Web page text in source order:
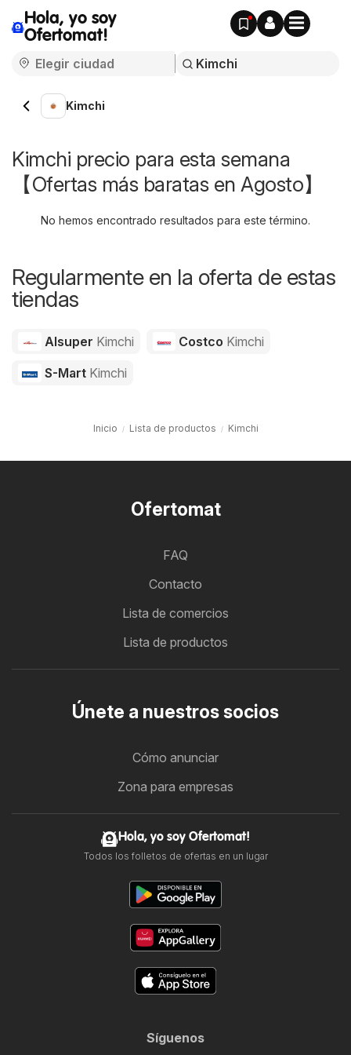
Hola, yo soy
Ofertomat!
Kimchi
Kimchi precio para esta semana
【Ofertas más baratas en Agosto】
No hemos encontrado resultados para este término.
Regularmente en la oferta de estas
tiendas
Alsuper Kimchi Costco Kimchi
S-Mart Kimchi
Inicio Lista de productos Kimchi
Ofertomat
FAQ
Contacto
Lista de comercios
Lista de productos
Únete a nuestros socios
Cómo anunciar
Zona para empresas
Hola, yo soy Ofertomat!
Todos los folletos de ofertas en un lugar
Síguenos